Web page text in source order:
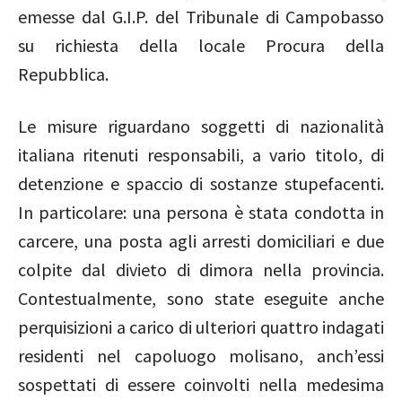
emesse dal G.I.P. del Tribunale di Campobasso
su richiesta della locale Procura della
Repubblica.
Le misure riguardano soggetti di nazionalità
italiana ritenuti responsabili, a vario titolo, di
detenzione e spaccio di sostanze stupefacenti.
In particolare: una persona è stata condotta in
carcere, una posta agli arresti domiciliari e due
colpite dal divieto di dimora nella provincia.
Contestualmente, sono state eseguite anche
perquisizioni a carico di ulteriori quattro indagati
residenti nel capoluogo molisano, anch’essi
sospettati di essere coinvolti nella medesima